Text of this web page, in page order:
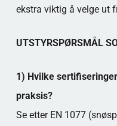
ekstra viktig å velge ut
UTSTYRSPØRSMÅL
1) Hvilke
praksis?
Se etter EN 1077